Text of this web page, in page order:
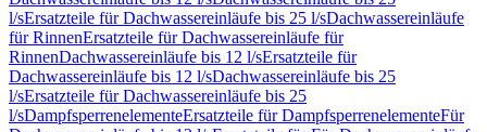
l/sErsatzteile für Dachwassereinläufe bis 25 l/sDachwassereinläufe
für RinnenErsatzteile für Dachwassereinläufe für
RinnenDachwassereinläufe bis 12 l/sErsatzteile für
Dachwassereinläufe bis 12 l/sDachwassereinläufe bis 25
l/sErsatzteile für Dachwassereinläufe bis 25
l/sDampfsperrenelementeErsatzteile für DampfsperrenelementeFür